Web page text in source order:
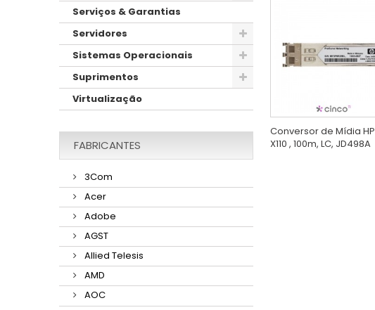
Serviços & Garantias
Servidores
Sistemas Operacionais
Suprimentos
Virtualização
FABRICANTES
3Com
Acer
Adobe
AGST
Allied Telesis
AMD
AOC
Conversor de Mídia
X110 , 100m, LC, JD498A